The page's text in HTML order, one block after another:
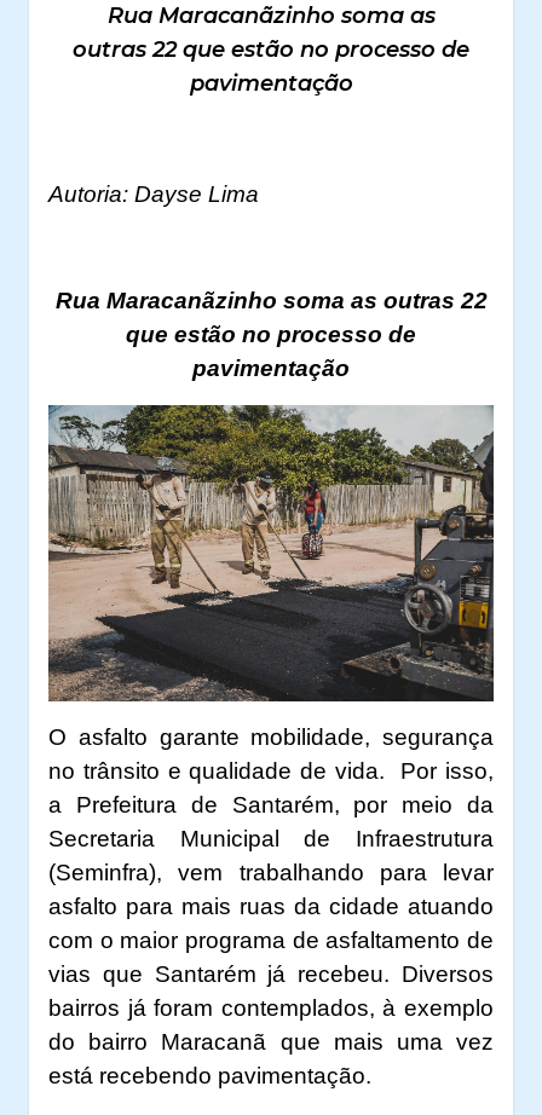
Rua Maracanãzinho soma as
outras 22 que estão no processo de
pavimentação
Autoria: Dayse Lima
Rua Maracanãzinho soma as outras 22
que estão no processo de
pavimentação
O asfalto garante mobilidade, segurança
no trânsito e qualidade de vida. Por isso,
a Prefeitura de Santarém, por meio da
Secretaria Municipal de Infraestrutura
(Seminfra), vem trabalhando para levar
asfalto para mais ruas da cidade atuando
com o maior programa de asfaltamento de
vias que Santarém já recebeu. Diversos
bairros já foram contemplados, à exemplo
do bairro Maracanã que mais uma vez
está recebendo pavimentação.